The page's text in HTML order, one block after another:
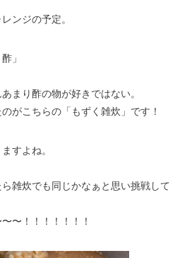
ンジの予定。
」
まり酢の物が好きではない。
がこちらの「もずく雑炊」です！
すよね。
雑炊でも同じかなぁと思い挑戦して
〜！！！！！！！